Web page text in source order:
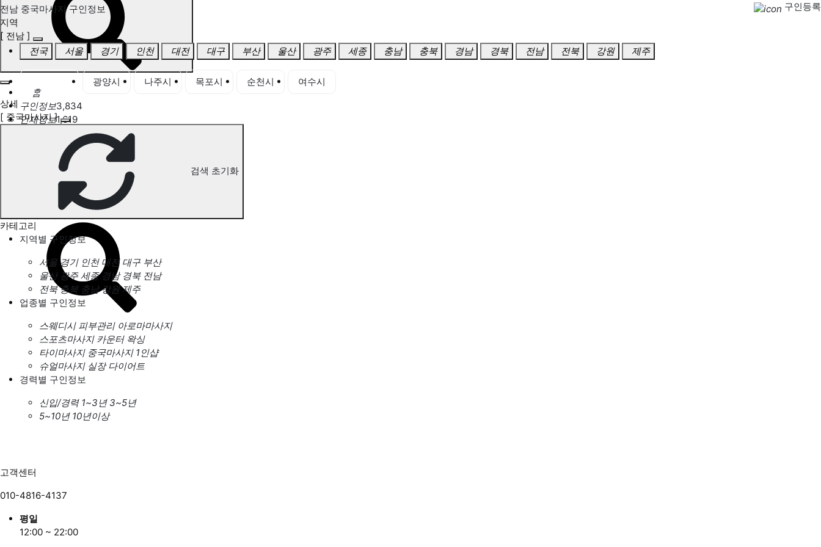
홈
구인정보3,834
인재정보1,619
고객센터
전국업체정보 마사지가이드
업체 서비스 관리
개인 서비스 관리
전남 중국마사지 구인정보
구인등록
지역
[ 전남 ]
전국
서울 경기 인천 대전 대구 부산 울산 광주 세종 충남 충북 경남 경북 전남 전북 강원 제주
광양시 나주시 목포시 순천시
여수시
상세
[ 중국마사지 ]
검색 초기화
카테고리
지역별 구인정보
서울 경기 인천 대전 대구 부산
울산 광주 세종 경남 경북 전남
전북 충북 충남 강원 제주
업종별 구인정보
스웨디시 피부관리 아로마마사지
스포츠마사지 카운터 왁싱
타이마사지 중국마사지 1인샵
슈얼마사지 실장 다이어트
경력별 구인정보
신입/경력 1~3년 3~5년
5~10년 10년이상
고객센터
010-4816-4137
평일
12:00 ~ 22:00